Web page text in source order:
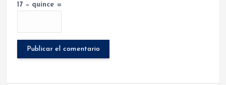
17 − quince =